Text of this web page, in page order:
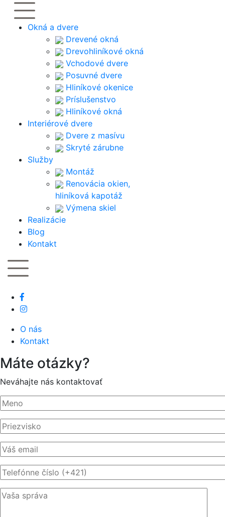
Okná a dvere
Drevené okná
Drevohliníkové okná
Vchodové dvere
Posuvné dvere
Hliníkové okenice
Príslušenstvo
Hliníkové okná
Interiérové dvere
Dvere z masívu
Skryté zárubne
Služby
Montáž
Renovácia okien,
hliníková kapotáž
Výmena skiel
Realizácie
Blog
Kontakt
O nás
Kontakt
Máte otázky?
Neváhajte nás kontaktovať